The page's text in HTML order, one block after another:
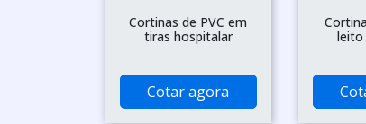
Cortinas de PVC em
tiras hospitalar
Cotar agora
leito